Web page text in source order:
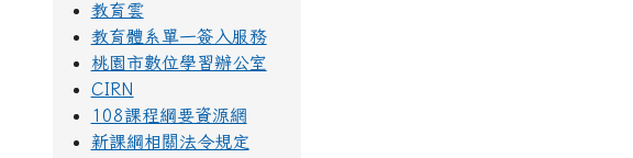
教育雲
教育體系單一簽入服務
桃園市數位學習辦公室
CIRN
108課程綱要資源網
新課綱相關法令規定